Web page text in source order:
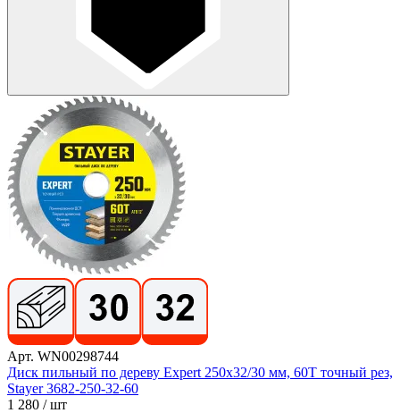
Арт. WN00298744
Диск пильный по дереву Expert 250x32/30 мм, 60Т точный рез,
Stayer 3682-250-32-60
1 280 / шт